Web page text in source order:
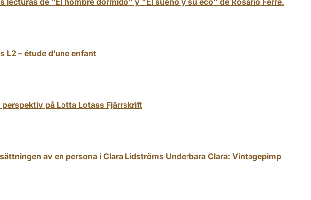
L2 – étude d’une enfant
på Lotta Lotass Fjärrskrift
av en persona i Clara Lidströms Underbara Clara: Vintagepimp